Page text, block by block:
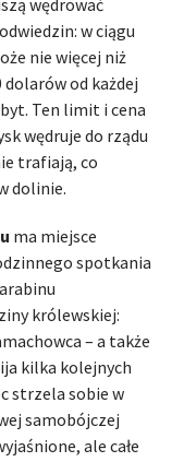
w ciągu
nie więcej niż
od każdej
Ten limit i cena
wędruje do rządu
trafiają, co
dolinie.
ma miejsce
spotkania
królewskiej:
– a także
kilka kolejnych
strzela sobie w
samobójczej
ale całe